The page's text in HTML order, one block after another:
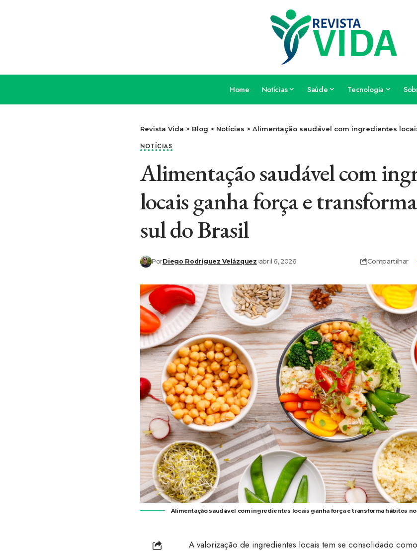
Home Notícias Saúde Tecnologia
Revista Vida > Blog > Notícias > Alimentação saudável com ingredientes locais ganha
NOTÍCIAS
Alimentação saudável com
locais ganha força e
sul do Brasil
PorDiego Rodríguez Velázquez abril 6, 2026 Compartilhar
Alimentação saudável com ingredientes locais ganha força e transforma hábitos
A valorização de ingredientes locais tem se consolidado